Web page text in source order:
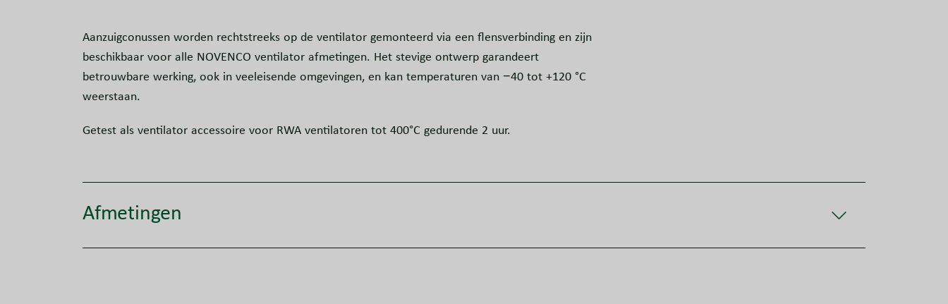
Aanzuigconussen worden rechtstreeks op de ventilator gemonteerd via een flensverbinding en zijn
beschikbaar voor alle NOVENCO ventilator afmetingen. Het stevige ontwerp garandeert
betrouwbare werking, ook in veeleisende omgevingen, en kan temperaturen van −40 tot +120 °C
weerstaan.
Getest als ventilator accessoire voor RWA ventilatoren tot 400°C gedurende 2 uur.
Afmetingen